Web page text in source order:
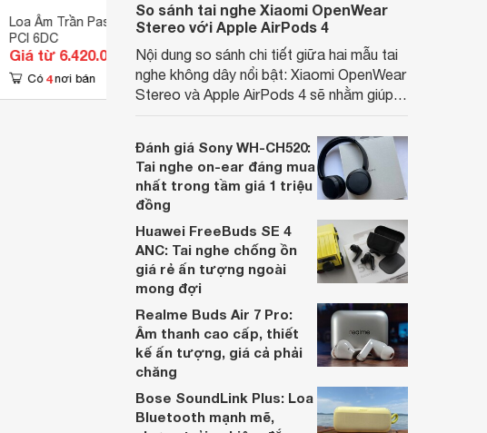
Loa Âm Trần Passive Tannoy
PCI 6DC
Giá từ 6.420.000 đ
Có 4 nơi bán
Loa Âm Trần Passive Tannoy
CVS 601
Giá từ 3.330.000 đ
Có 5 nơi bán
So sánh tai nghe Xiaomi OpenWear
Stereo với Apple AirPods 4
Nội dung so sánh chi tiết giữa hai mẫu tai
nghe không dây nổi bật: Xiaomi OpenWear
Stereo và Apple AirPods 4 sẽ nhằm giúp
dựa trên nhu cầu và sở thích cá nhân. Cả
hai đều là sản phẩm chất lượng cao,
nhưng hướng tới đối tượng khách hàng
khác nhau.
Đánh giá Sony WH-CH520:
Tai nghe on-ear đáng mua
nhất trong tầm giá 1 triệu
đồng
Huawei FreeBuds SE 4
ANC: Tai nghe chống ồn
giá rẻ ấn tượng ngoài
mong đợi
Realme Buds Air 7 Pro:
Âm thanh cao cấp, thiết
kế ấn tượng, giá cả phải
chăng
Bose SoundLink Plus: Loa
Bluetooth mạnh mẽ,